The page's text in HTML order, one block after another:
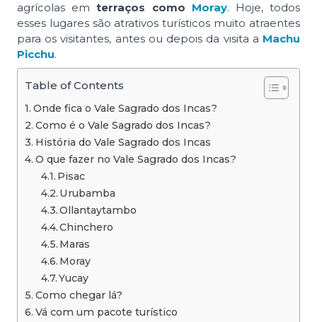
agrícolas emterraços como Moray. Hoje, todos
esses lugares são atrativos turísticos muito atraentes
para os visitantes, antes ou depois da visita a Machu
Picchu.
Table of Contents
Onde fica o Vale Sagrado dos Incas?
Como é o Vale Sagrado dos Incas?
História do Vale Sagrado dos Incas
O que fazer no Vale Sagrado dos Incas?
Pisac
Urubamba
Ollantaytambo
Chinchero
Maras
Moray
Yucay
Como chegar lá?
Vá com um pacote turístico